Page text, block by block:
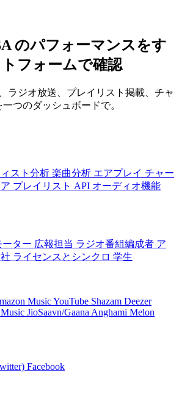
のパフォーマンスをす
フォームで確認
ラジオ放送、プレイリスト掲載、チャ
つのダッシュボードで。
スト分析 楽曲分析 エアプレイ チャー
プレイリスト API オーディオ機能
ーター 広報担当 ラジオ番組編成者 ア
ライセンスとシンクロ 学生
MusicYouTube Shazam Deezer
JioSaavn/Gaana Anghami Melon
Facebook